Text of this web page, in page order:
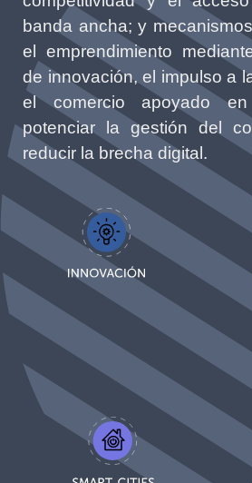
banda ancha; y
el emprendimiento
de innovación, el impulso a
el comercio apoyado
potenciar la gestión del
reducir la brecha digital.